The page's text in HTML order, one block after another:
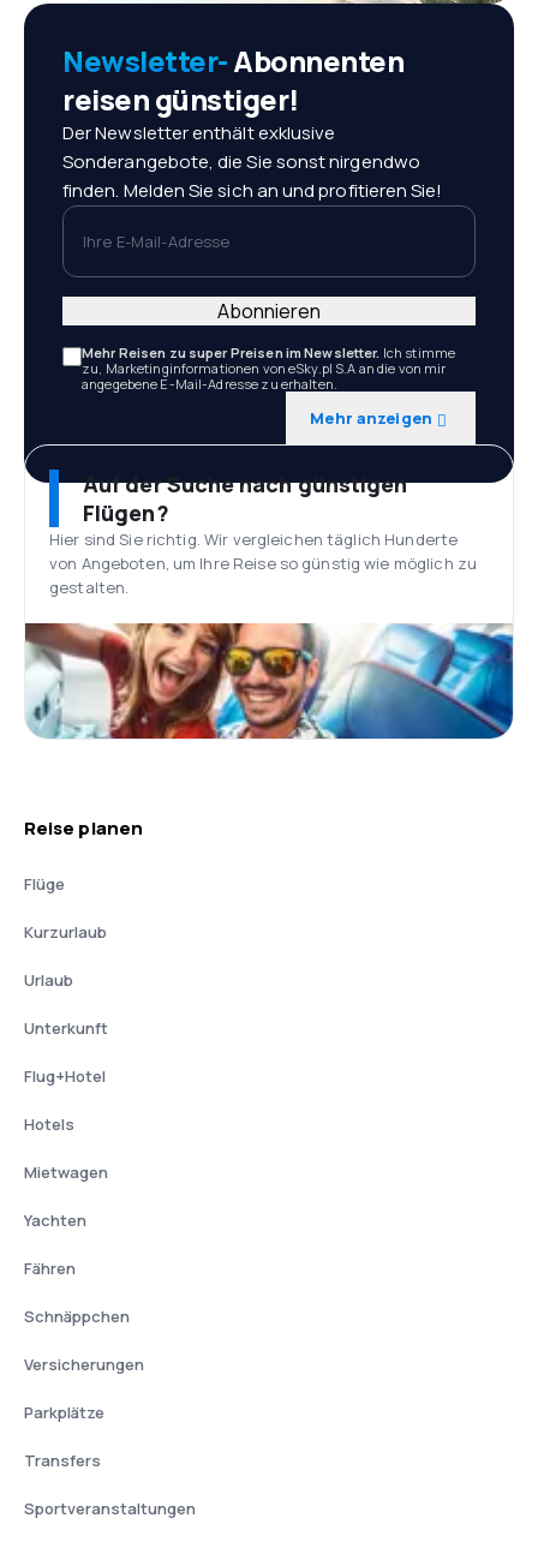
Newsletter-Abonnenten
reisen günstiger!
Der Newsletter enthält exklusive
Sonderangebote, die Sie sonst nirgendwo
finden. Melden Sie sich an und profitieren Sie!
Ihre E-Mail-Adresse
Mehr Reisen zu super Preisen im Newsletter. Ich stimme
zu, Marketinginformationen von eSky.pl S.A an die von mir
angegebene E-Mail-Adresse zu erhalten.
Mehr anzeigen
Abonnieren
Auf der Suche nach günstigen
Flügen?
Hier sind Sie richtig. Wir vergleichen täglich Hunderte
von Angeboten, um Ihre Reise so günstig wie möglich zu
gestalten.
Reise planen
Flüge
Kurzurlaub
Urlaub
Unterkunft
Flug+Hotel
Hotels
Mietwagen
Yachten
Fähren
Schnäppchen
Versicherungen
Parkplätze
Transfers
Sportveranstaltungen